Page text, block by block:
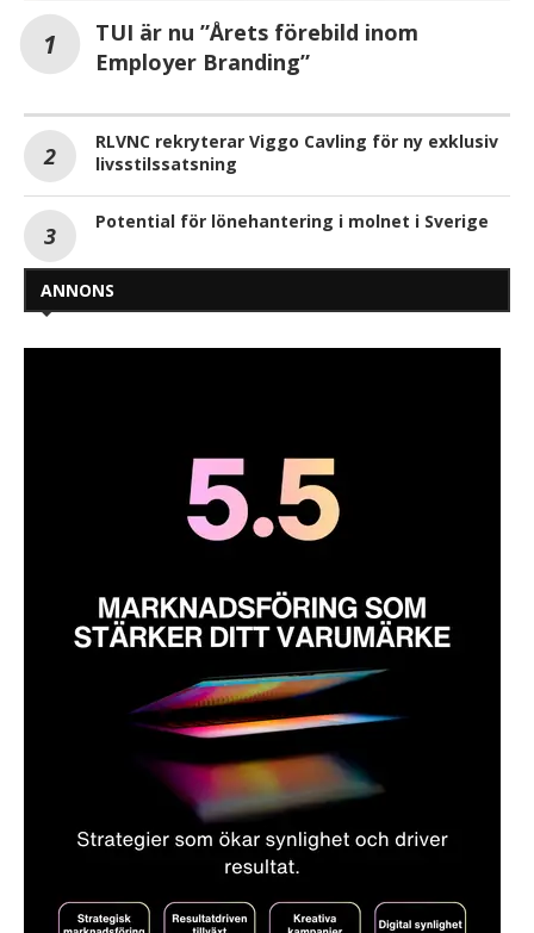
TUI är nu ”Årets förebild inom
Employer Branding”
RLVNC rekryterar Viggo Cavling för ny exklusiv
livsstilssatsning
Potential för lönehantering i molnet i Sverige
ANNONS